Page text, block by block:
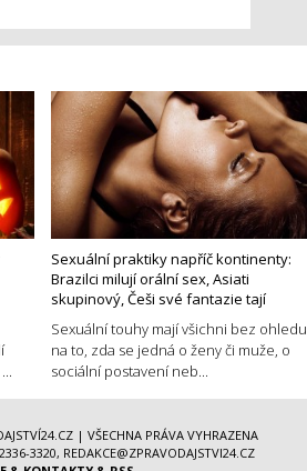
Sexuální praktiky napříč kontinenty:
Brazilci milují orální sex, Asiati
skupinový, Češi své fantazie tají
Sexuální touhy mají všichni bez ohledu
na to, zda se jedná o ženy či muže, o
sociální postavení neb...
| VŠECHNA PRÁVA VYHRAZENA
3320, REDAKCE@ZPRAVODAJSTVI24.CZ